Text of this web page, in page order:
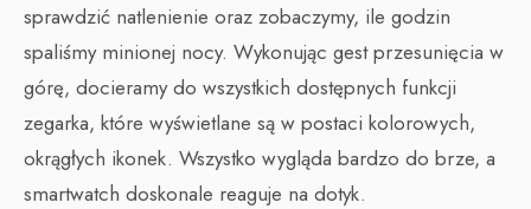
sprawdzić natlenienie oraz zobaczymy, ile godzin
spaliśmy minionej nocy. Wykonując gest przesunięcia w
górę, docieramy do wszystkich dostępnych funkcji
zegarka, które wyświetlane są w postaci kolorowych,
okrągłych ikonek. Wszystko wygląda bardzo do brze, a
smartwatch doskonale reaguje na dotyk.